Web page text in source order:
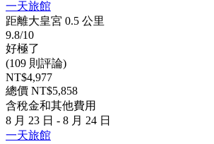
一天旅館
距離大皇宮 0.5 公里
9.8/10
好極了
(109 則評論)
NT$4,977
總價 NT$5,858
含稅金和其他費用
8 月 23 日 - 8 月 24 日
一天旅館